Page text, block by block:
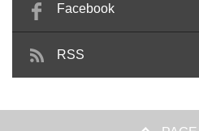
や髪への負担などのトラブル
かを美容室に確認してみてくだ
Facebook
RSS